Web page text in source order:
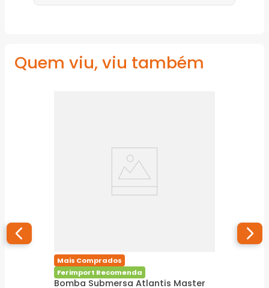
Quem viu, viu também
Mais Comprados
Ferimport Recomenda
Bomba Submersa Atlantis Master